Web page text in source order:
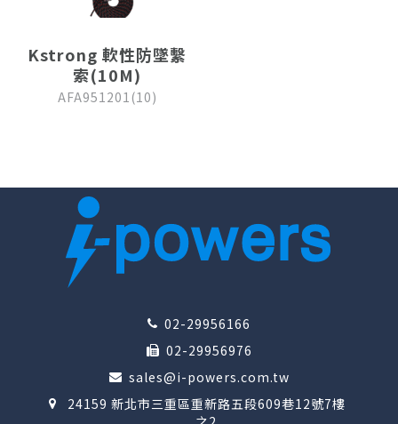
Kstrong 軟性防墜繫
索(10M)
AFA951201(10)
02-29956166
02-29956976
sales@i-powers.com.tw
24159 新北市三重區重新路五段609巷12號7樓